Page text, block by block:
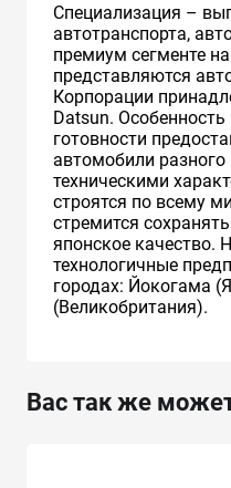
Специализация –
автотранспорта,
премиум сегменте
представляются
Корпорации
Datsun. Особенность
готовности
автомобили
техническими
строятся по всему
стремится
японское качество.
технологичные
городах: Йокогама
(Великобритания).
Вас так же